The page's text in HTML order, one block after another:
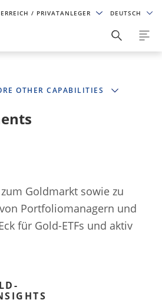
/ PRIVATANLEGER DEUTSCH
OTHER CAPABILITIES
Goldmarkt sowie zu
Portfoliomanagern und
für Gold-ETFs und aktiv